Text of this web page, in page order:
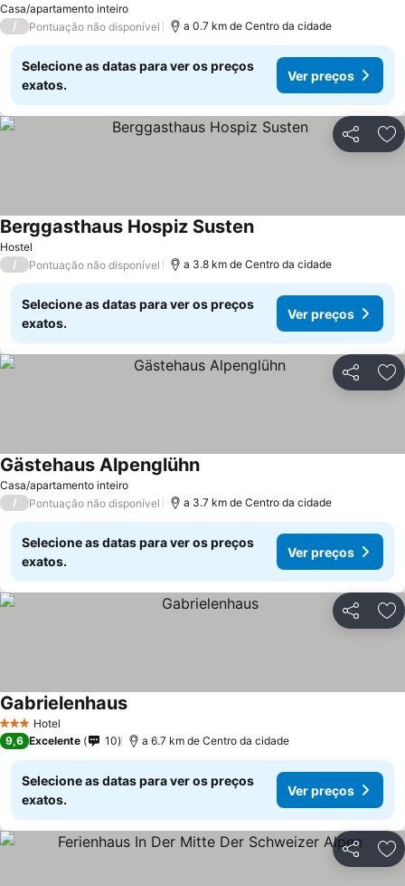
Casa/apartamento inteiro
/ Pontuação não disponível a 0.7 km de Centro da cidade
Selecione as datas para ver os preços
exatos.
Ver preços
Partilhar
Hostel
Berggasthaus Hospiz Susten
/ Pontuação não disponível a 3.8 km de Centro da cidade
Selecione as datas para ver os preços
exatos.
Ver preços
Partilhar
Casa/apartamento inteiro
Gästehaus Alpenglühn
/ Pontuação não disponível a 3.7 km de Centro da cidade
Selecione as datas para ver os preços
exatos.
Ver preços
Partilhar
3 EstrelasHotel
Gabrielenhaus
9,6 Excelente 10 a 6.7 km de Centro da cidade
Selecione as datas para ver os preços
exatos.
Ver preços
Partilhar